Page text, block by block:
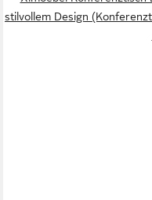
stilvollem Design